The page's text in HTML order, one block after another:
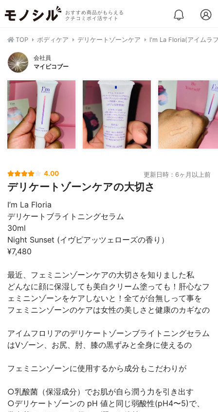
おすすめ商品がもらえる
クチコミポイ活サイト
TOP ボディケア デリケートゾーンケア I'm La Floria(アイムラ
会社員
マイピコブー
4.00 更新日時：6ヶ月以上前
デリケートゾーンケアの大切さ
I’m La Floria
デリケートブライトニングセラム
30ml
Night Sunset (イヴピアッツェローズの香り）
¥7,480
最近、フェミニンゾーンケアの大切さを知りました私
どんなに顔に保湿しても美白クリーム塗っても！肝心なフ
ェミニンゾーンをケアしないと！全てが台無しって事を
フェミニンゾーンのケアは女性の美しさと健康のカギなの
アイムフロリアのデリケートゾーンブライトニングセラム
はVゾーン、お尻、肘、膝の黒ずみと全身に使えるの
フェミニンゾーンに使用するから成分もこだわりが
○乳酸菌（保湿成分）でお肌が自ら潤う力を引き出す
○デリケートゾーンの pH 値と同じ弱酸性(pH4〜5)で、